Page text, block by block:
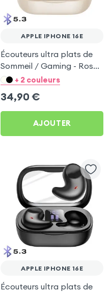
APPLE IPHONE 16E
Écouteurs ultra plats de
Sommeil / Gaming - Rose
pour Apple iPhone 16e
+ 2 couleurs
34,90 €
AJOUTER
APPLE IPHONE 16E
Écouteurs ultra plats de